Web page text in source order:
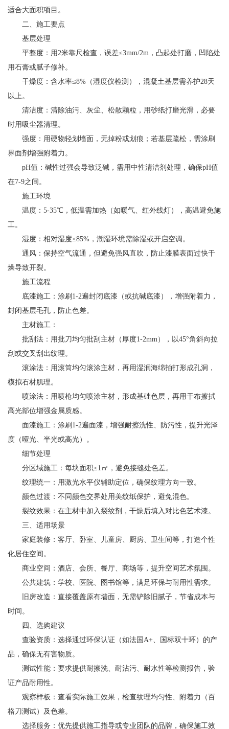
适合大面积项目。
二、施工要点
基层处理
平整度：用2米靠尺检查，误差≤3mm/2m，凸起处打磨，凹陷处
用石膏或腻子修补。
干燥度：含水率≤8%（湿度仪检测），混凝土基层需养护28天
以上。
清洁度：清除油污、灰尘、松散颗粒，用砂纸打磨光滑，必要
时用吸尘器清理。
强度：用硬物轻划墙面，无掉粉或划痕；若基层疏松，需涂刷
界面剂增强附着力。
pH值：碱性过强会导致泛碱，需用中性清洁剂处理，确保pH值
在7-9之间。
施工环境
温度：5-35℃，低温需加热（如暖气、红外线灯），高温避免施
工。
湿度：相对湿度≤85%，潮湿环境需除湿或开启空调。
通风：保持空气流通，但避免强风直吹，防止漆膜表面过快干
燥导致开裂。
施工流程
底漆施工：涂刷1-2遍封闭底漆（或抗碱底漆），增强附着力，
封闭基层毛孔，防止色差。
主材施工：
批刮法：用批刀均匀批刮主材（厚度1-2mm），以45°角斜向拉
刮或交叉刮出纹理。
滚涂法：用滚筒均匀滚涂主材，再用湿润海绵拍打形成孔洞，
模拟石材肌理。
喷涂法：用喷枪均匀喷涂主材，形成基础色层，再用干布擦拭
高光部位增强金属质感。
面漆施工：涂刷1-2遍面漆，增强耐擦洗性、防污性，提升光泽
度（哑光、半光或高光）。
细节处理
分区域施工：每块面积≤1㎡，避免接缝处色差。
纹理统一：用激光水平仪辅助定位，确保纹理方向一致。
颜色过渡：不同颜色交界处用美纹纸保护，避免混色。
裂纹效果：在主材中加入裂纹剂，干燥后填入对比色艺术漆。
三、适用场景
家庭装修：客厅、卧室、儿童房、厨房、卫生间等，打造个性
化居住空间。
商业空间：酒店、会所、餐厅、商场等，提升空间艺术氛围。
公共建筑：学校、医院、图书馆等，满足环保与耐用性需求。
旧房改造：直接覆盖原有墙面，无需铲除旧腻子，节省成本与
时间。
四、选购建议
查验资质：选择通过环保认证（如法国A+、国标双十环）的产
品，确保无有害物质。
测试性能：要求提供耐擦洗、耐沾污、耐水性等检测报告，验
证产品耐用性。
观察样板：查看实际施工效果，检查纹理均匀性、附着力（百
格刀测试）及色差。
选择服务：优先提供施工指导或专业团队的品牌，确保施工效